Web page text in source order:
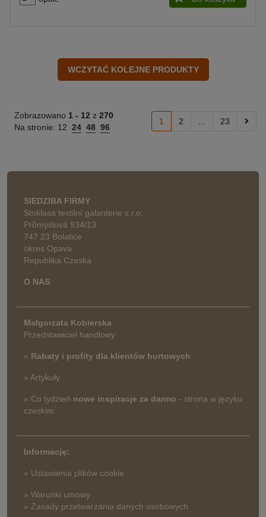
Zobrazowano 1 - 12 z 270
Na stronie: 12 24 48 96
1 2 23
SIEDZIBA FIRMY
Stoklasa textilní galanterie s.r.o.
Průmyslová 934/13
747 23 Bolatice
okres Opava
Republika Czeska
O NAS
Małgorzata Kobierska
Przedstawiciel handlowy
» Rabaty i profity dla klientów hurtowych
» Artykuły
» Co tydzień nowe inspiracje za darmo - strona w języku
czeskim
Informację:
» Ustawienia plików cookie
» Warunki umowy
» Zasady przetwarzania danych osobowych